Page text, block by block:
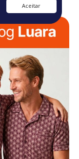
Aceitar